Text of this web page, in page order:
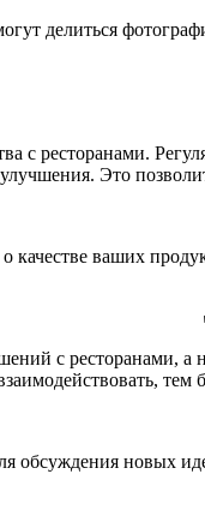
делиться
с ресторанами.
Это
качестве ваших
с ресторанами, а
обсуждения новых